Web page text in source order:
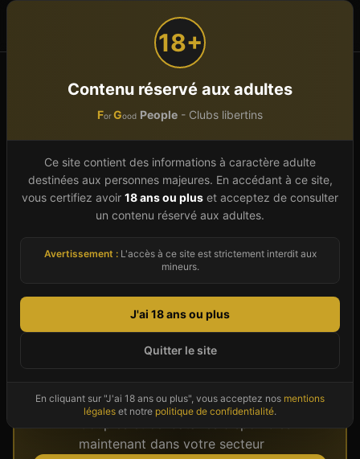
18+
Contenu réservé aux adultes
ForGood People - Clubs libertins
Ce site contient des informations à caractère adulte
destinées aux personnes majeures. En accédant à ce site,
vous certifiez avoir 18 ans ou plus et acceptez de consulter
un contenu réservé aux adultes.
Avertissement :L'accès à ce site est strictement interdit aux
mineurs.
J'ai 18 ans ou plus
Quitter le site
En cliquant sur "J'ai 18 ans ou plus", vous acceptez nos mentions
légales et notre politique de confidentialité.
Accueil
Hébergements libertins
Hébergement libertinen
Bourgogne-Franche-Comté
hébergement libertins en
département ou explorez tous les
Des libertins près de
vous attendent
maintenant dans votre secteur